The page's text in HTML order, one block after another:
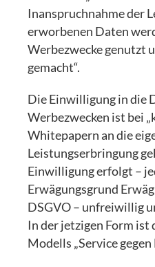
Inanspruchnahme der
erworbenen Daten
Werbezwecke genutzt
gemacht“.
Die Einwilligung in die
Werbezwecken ist bei
Whitepapern an die
Leistungserbringung
Einwilligung erfolgt –
Erwägungsgrund
DSGVO – unfreiwillig
In der jetzigen Form ist
Modells „Service